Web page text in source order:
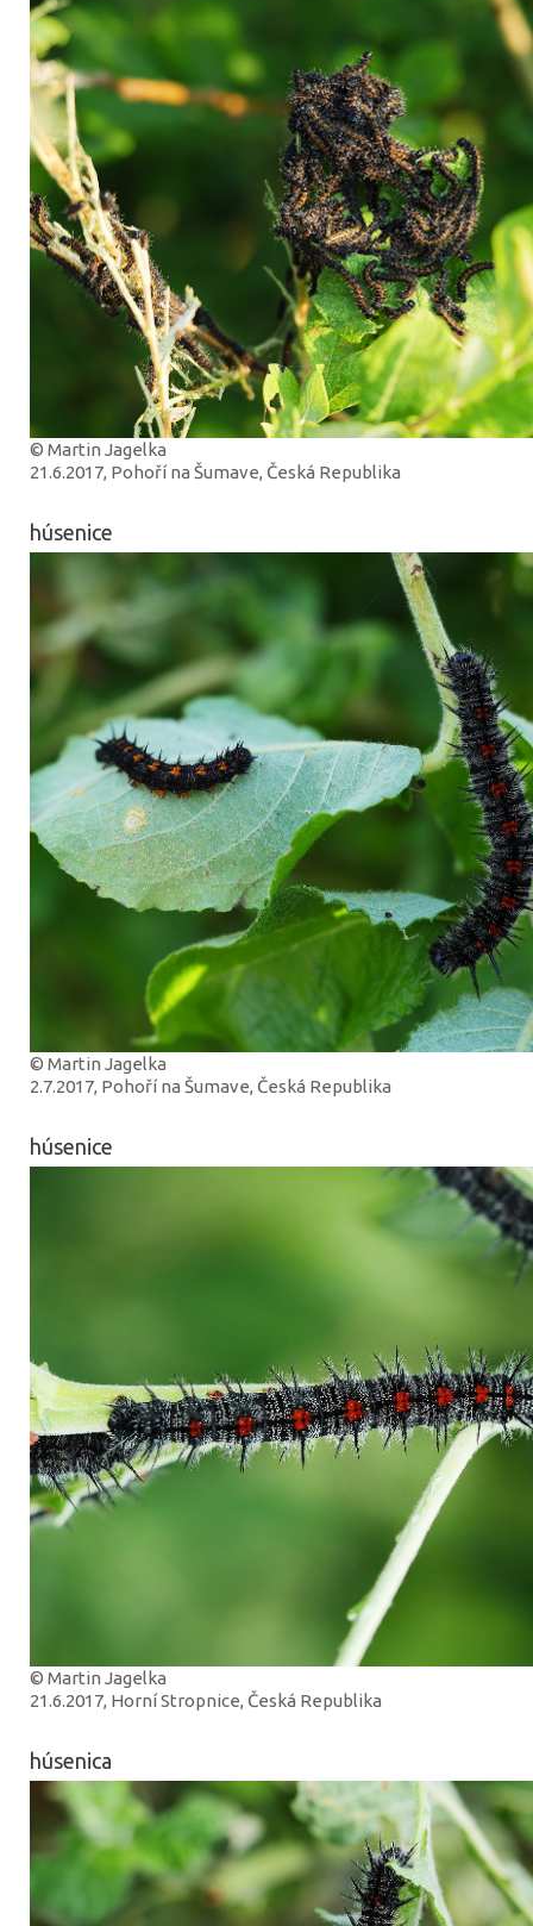
© Martin Jagelka
21.6.2017, Pohoří na Šumave, Česká Republika
húsenice
© Martin Jagelka
2.7.2017, Pohoří na Šumave, Česká Republika
húsenice
© Martin Jagelka
21.6.2017, Horní Stropnice, Česká Republika
húsenica